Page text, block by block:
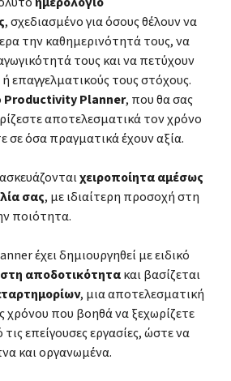
, σχεδιασμένο για όσους θέλουν να
την καθημερινότητά τους, να
τους και να πετύχουν
επαγγελματικούς τους στόχους.
Productivity Planner, που θα σας
αποτελεσματικά τον χρόνο
σε όσα πραγματικά έχουν αξία.
χειροποίητα αμέσως
σας, με ιδιαίτερη προσοχή στη
ποιότητα.
έχει δημιουργηθεί με ειδικό
αποδοτικότητακαι βασίζεται
, μια αποτελεσματική
χρόνου που βοηθά να ξεχωρίζετε
επείγουσες εργασίες, ώστε να
και οργανωμένα.